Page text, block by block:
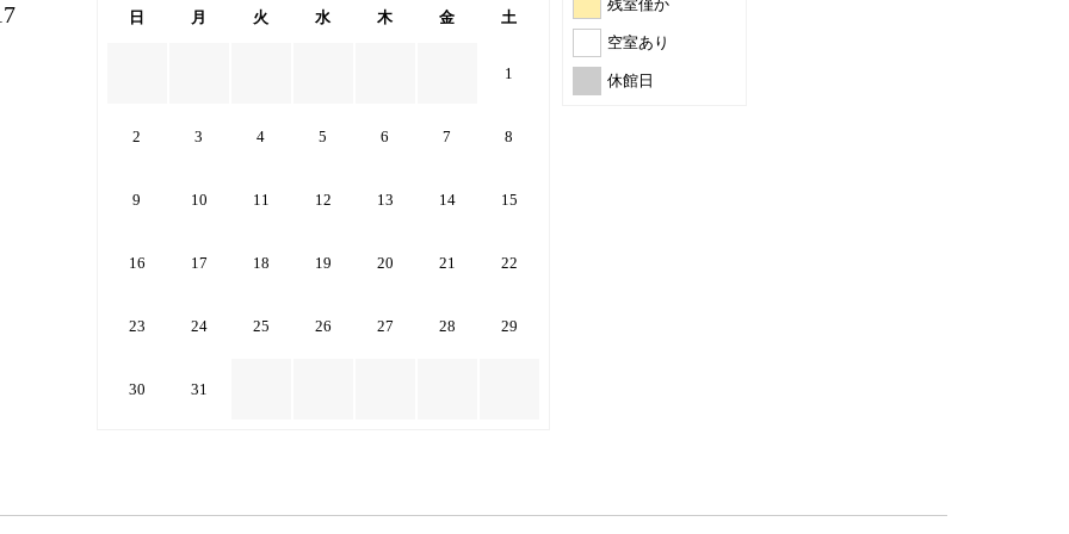
残室僅か
空室あり
休館日
日 月 火 水 木 金 土
1
2 3 4 5 6 7 8
9 10 11 12 13 14 15
16 17 18 19 20 21 22
23 24 25 26 27 28 29
30 31